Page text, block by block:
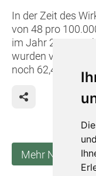
In der Zeit des
von 48 pro
im Jahr 2018.
wurden vorher
noch 62,4 Prozent.
Mehr